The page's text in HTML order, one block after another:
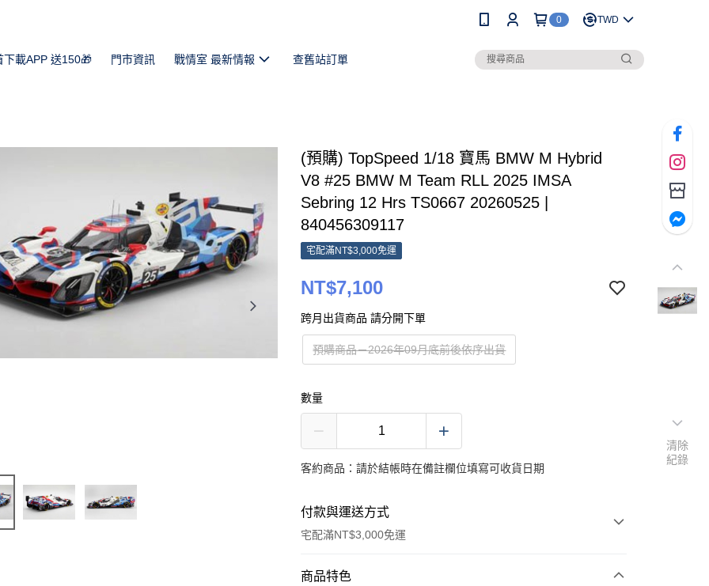
0 TWD
下載APP 送150🎁 門市資訊 戰情室 最新情報 查舊站訂單
(預購) TopSpeed 1/18 寶馬 BMW M Hybrid
V8 #25 BMW M Team RLL 2025 IMSA
Sebring 12 Hrs TS0667 20260525 |
840456309117
宅配滿NT$3,000免運
NT$7,100
跨月出貨商品 請分開下單
預購商品－2026年09月底前後依序出貨
數量
客約商品：請於結帳時在備註欄位填寫可收貨日期
付款與運送方式
宅配滿NT$3,000免運
付款方式
商品特色
清除
紀錄